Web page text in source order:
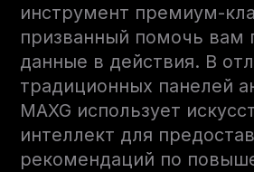
инструмент премиум-
призванный помочь вам
данные в действия. В
традиционных панелей
MAXG использует
интеллект для
рекомендаций по